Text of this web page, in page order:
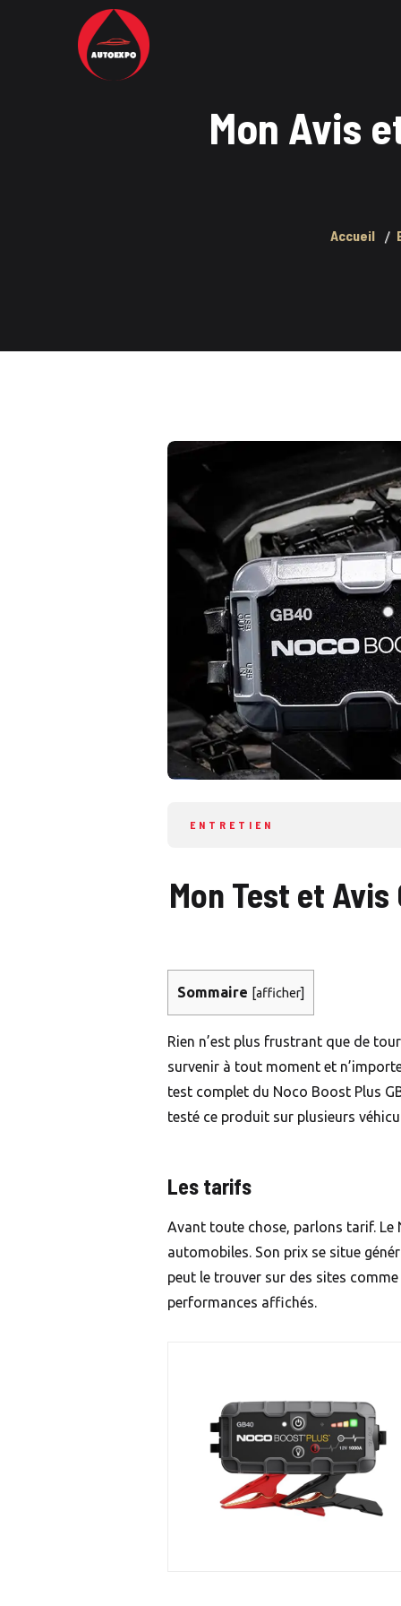
Mon Avis
Accueil
ENTRETIEN
Mon Test et
Sommaire [afficher]
Rien n’est plus frustrant que de
survenir à tout moment et
test complet du Noco Boost Plus
testé ce produit sur plusieurs
Les tarifs
Avant toute chose, parlons tarif. Le
automobiles. Son prix se situe
peut le trouver sur des sites
performances affichés.